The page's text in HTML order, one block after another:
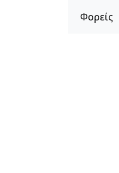
Φορείς